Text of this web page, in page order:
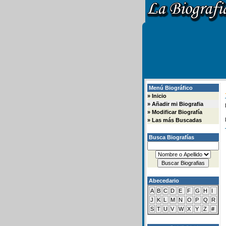
Menú Biográfico
» Inicio
» Añadir mi Biografia
» Modificar Biografía
» Las más Buscadas
Busca Biografías
Abecedario
A B C D E F G H
I
J
K L M N O P Q
R
S T U V W X Y Z #